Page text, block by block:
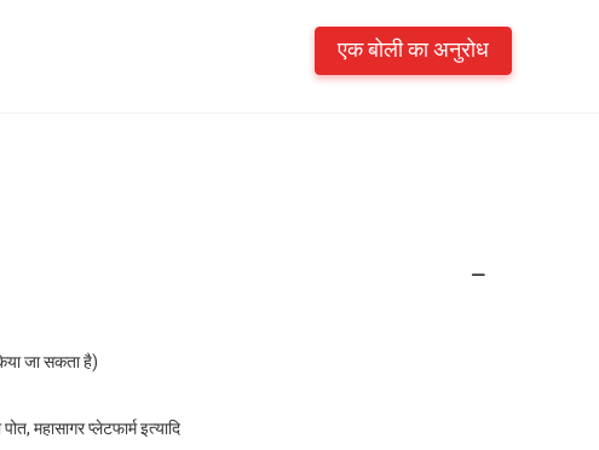
एक बोली का अनुरोध
जा सकता है)
महासागर प्लेटफार्म इत्यादि